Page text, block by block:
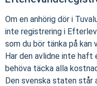
Om en anhörig dör i
inte registrering i
som du bör tänka på kan
Har den avlidne inte haft
behöva täcka alla
Den svenska staten